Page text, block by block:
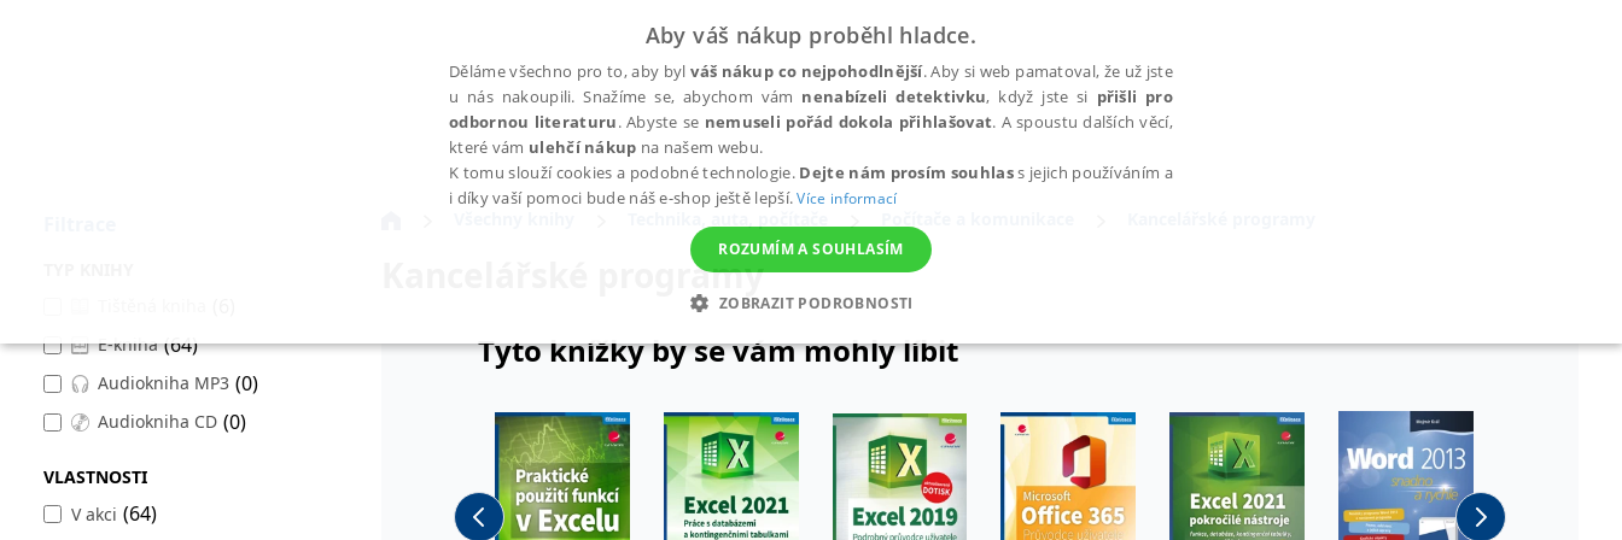
E-kniha (64)
Audiokniha MP3 (0)
Audiokniha CD (0)
VLASTNOSTI
V akci (64)
Kancelářské programy
Tyto knížky by se vám mohly líbit
Aby váš nákup proběhl hladce.
Děláme všechno pro to, aby bylváš nákup co nejpohodlnější. Aby si web pamatoval, že už jste
u nás nakoupili. Snažíme se, abychom vám nenabízeli detektivku, když jste si přišli pro
odbornou literaturu. Abyste se nemuseli pořád dokola přihlašovat. A spoustu dalších věcí,
které vám ulehčí nákup na našem webu.
K tomu slouží cookies a podobné technologie. Dejte nám prosím souhlass jejich používáním a
i díky vaší pomoci bude náš e-shop ještě lepší.Více informací
ROZUMÍM A SOUHLASÍM
ZOBRAZIT PODROBNOSTI
NEZBYTNÉ ANALYTICKÉ MARKETINGOVÉ FUNKČNÍ NEZAŘAZENÉ SOUBORY
Nezbytné Analytické Marketingové Funkční Nezařazené soubory
Nezbytně nutné soubory cookie umožňují základní funkce webových stránek, jako je přihlášení uživatele a správa účtu. Webové stránky nelze bez nezbytně nutných souborů cookie správně používat.